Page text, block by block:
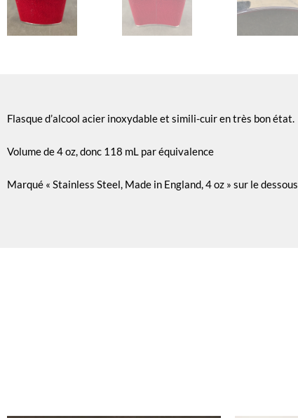
Flasque d’alcool acier inoxydable et simili-cuir en très bon état.
Volume de 4 oz, donc 118 mL par équivalence
Marqué « Stainless Steel, Made in England, 4 oz » sur le dessous